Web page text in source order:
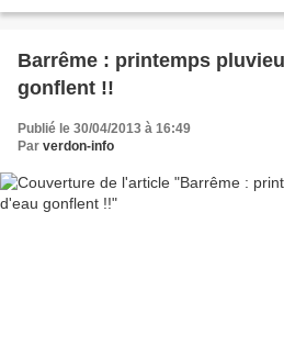
Barrême : printemps
gonflent !!
Publié le 30/04/2013 à 16:49
Par verdon-info